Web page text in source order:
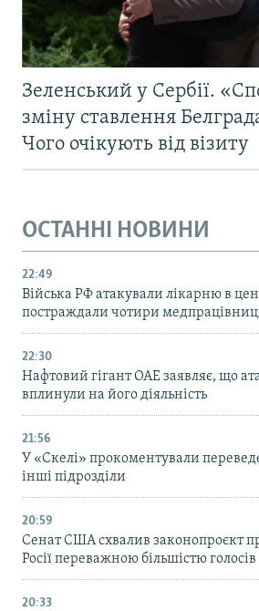
Зеленський у Сербії.
зміну ставлення
Чого очікують від візиту
ОСТАННІ НОВИНИ
22:49
Війська РФ атакували лікарню в
постраждали чотири
22:30
Нафтовий гігант ОАЕ заявляє, що
вплинули на його діяльність
21:56
У «Скелі» прокоментували
інші підрозділи
20:59
Cенат США схвалив законопроєкт
Росії переважною більшістю голосів
20:33